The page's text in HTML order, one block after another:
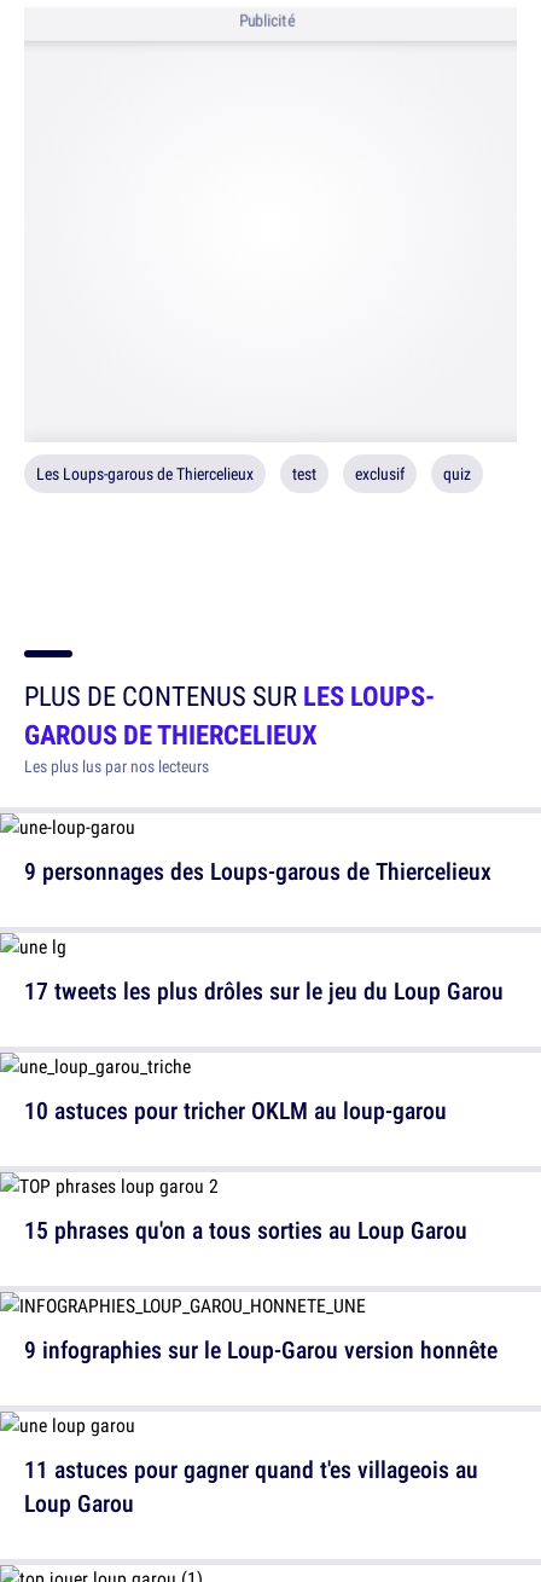
Publicité
Les Loups-garous de Thiercelieux test exclusif quiz
PLUS DE CONTENUS SURLES LOUPS-
GAROUS DE THIERCELIEUX
Les plus lus par nos lecteurs
9 personnages des Loups-garous de Thiercelieux
10 astuces pour tricher OKLM au loup-garou
9 infographies sur le Loup-Garou version honnête
17 tweets les plus drôles sur le jeu du Loup Garou
15 phrases qu'on a tous sorties au Loup Garou
11 astuces pour gagner quand t'es villageois au
Loup Garou